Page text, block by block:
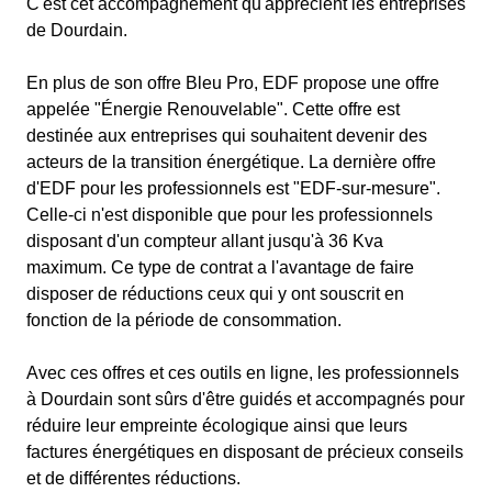
C'est cet accompagnement qu'apprécient les entreprises
de Dourdain.
En plus de son offre Bleu Pro, EDF propose une offre
appelée "Énergie Renouvelable". Cette offre est
destinée aux entreprises qui souhaitent devenir des
acteurs de la transition énergétique. La dernière offre
d'EDF pour les professionnels est "EDF-sur-mesure".
Celle-ci n'est disponible que pour les professionnels
disposant d'un compteur allant jusqu'à 36 Kva
maximum. Ce type de contrat a l'avantage de faire
disposer de réductions ceux qui y ont souscrit en
fonction de la période de consommation.
Avec ces offres et ces outils en ligne, les professionnels
à Dourdain sont sûrs d'être guidés et accompagnés pour
réduire leur empreinte écologique ainsi que leurs
factures énergétiques en disposant de précieux conseils
et de différentes réductions.